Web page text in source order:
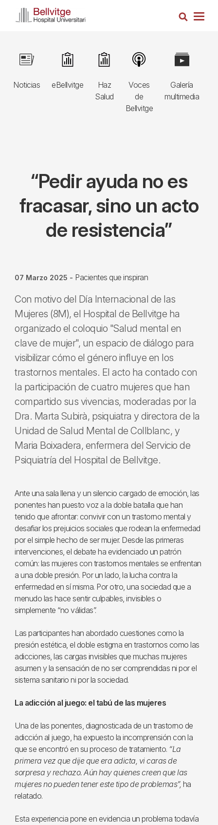
Busca
Navegació
principal
3r
Noticias
Image
eBellvitge
Image
Haz
Salud
Image
Voces
de
Bellvitge
Image
Galería
multimedia
Image
“Pedir ayuda no es
fracasar, sino un acto
de resistencia”
07 Marzo 2025 - Pacientes que inspiran
Con motivo del Día Internacional de las
Mujeres (8M), el Hospital de Bellvitge ha
organizado el coloquio "Salud mental en
clave de mujer", un espacio de diálogo para
visibilizar cómo el género influye en los
trastornos mentales. El acto ha contado con
la participación de cuatro mujeres que han
compartido sus vivencias, moderadas por la
Dra. Marta Subirà, psiquiatra y directora de la
Unidad de Salud Mental de Collblanc, y
Maria Boixadera, enfermera del Servicio de
Psiquiatría del Hospital de Bellvitge.
Ante una sala llena y un silencio cargado de emoción, las
ponentes han puesto voz a la doble batalla que han
tenido que afrontar: convivir con un trastorno mental y
desafiar los prejuicios sociales que rodean la enfermedad
por el simple hecho de ser mujer. Desde las primeras
intervenciones, el debate ha evidenciado un patrón
común: las mujeres con trastornos mentales se enfrentan
a una doble presión. Por un lado, la lucha contra la
enfermedad en sí misma. Por otro, una sociedad que a
menudo las hace sentir culpables, invisibles o
simplemente “no válidas”.
Las participantes han abordado cuestiones como la
presión estética, el doble estigma en trastornos como las
adicciones, las cargas invisibles que muchas mujeres
asumen y la sensación de no ser comprendidas ni por el
sistema sanitario ni por la sociedad.
La adicción al juego: el tabú de las mujeres
Una de las ponentes, diagnosticada de un trastorno de
adicción al juego, ha expuesto la incomprensión con la
que se encontró en su proceso de tratamiento. “La
primera vez que dije que era adicta, vi caras de
sorpresa y rechazo. Aún hay quienes creen que las
mujeres no pueden tener este tipo de problemas”, ha
relatado.
Esta experiencia pone en evidencia un problema todavía